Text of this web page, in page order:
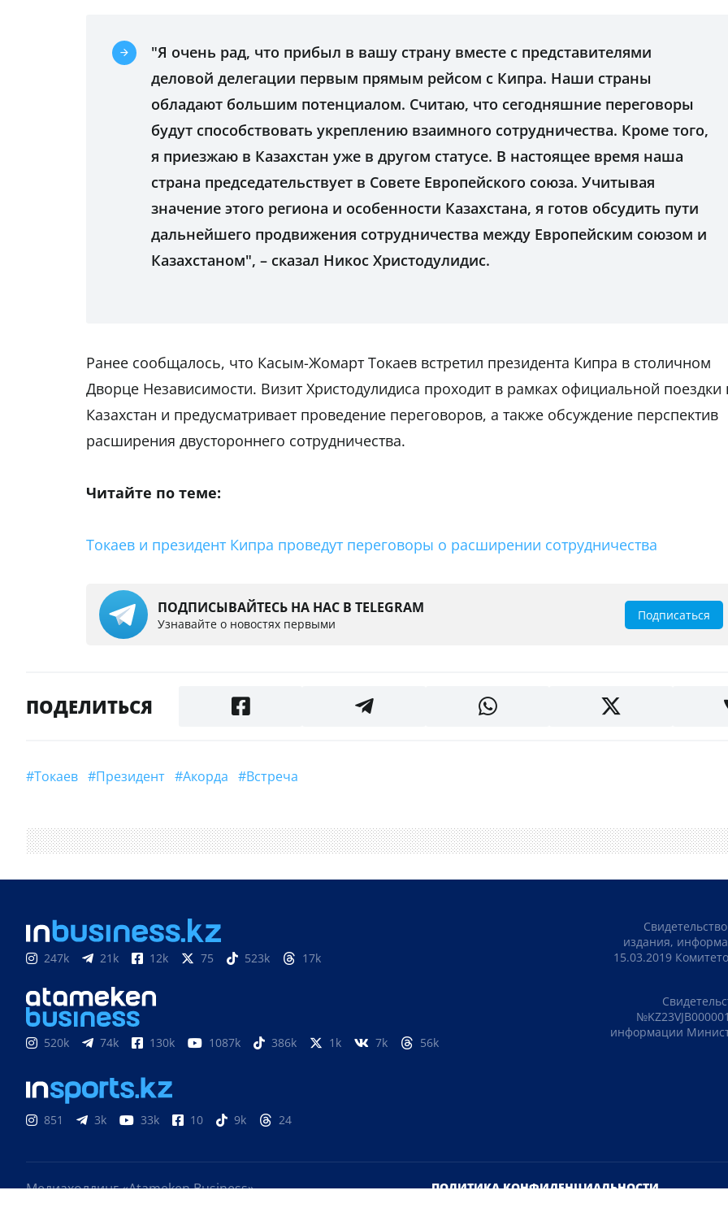
"Я очень рад, что прибыл в вашу страну вместе с представителями
деловой делегации первым прямым рейсом с Кипра. Наши страны
обладают большим потенциалом. Считаю, что сегодняшние переговоры
будут способствовать укреплению взаимного сотрудничества. Кроме того,
я приезжаю в Казахстан уже в другом статусе. В настоящее время наша
страна председательствует в Совете Европейского союза. Учитывая
значение этого региона и особенности Казахстана, я готов обсудить пути
дальнейшего продвижения сотрудничества между Европейским союзом и
Казахстаном", – сказал Никос Христодулидис.
Ранее сообщалось, что Касым-Жомарт Токаев встретил президента Кипра в столичном
Дворце Независимости. Визит Христодулидиса проходит в рамках официальной поездки
Казахстан и предусматривает проведение переговоров, а также обсуждение перспектив
расширения двустороннего сотрудничества.
Читайте по теме:
Токаев и президент Кипра проведут переговоры о расширении сотрудничества
ПОДПИСЫВАЙТЕСЬ НА НАС В TELEGRAM
Узнавайте о новостях первыми
Подписаться
ПОДЕЛИТЬСЯ
#Токаев #президент #Акорда #встреча
247k 21k 12k 75 523k 17k
520k 74k 130k 1087k 386k 1k 7k 56k
851 3k 33k 10 9k 24
издания,
15.03.2019
информации
Медиахолдинг «Atameken Business» ПОЛИТИКА КОНФИДЕНЦИАЛЬНОСТИ